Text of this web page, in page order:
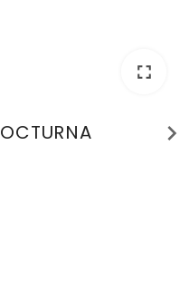
fullscreen
chevron_right